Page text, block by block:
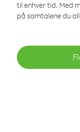
til enhver tid. Med
på samtalene du